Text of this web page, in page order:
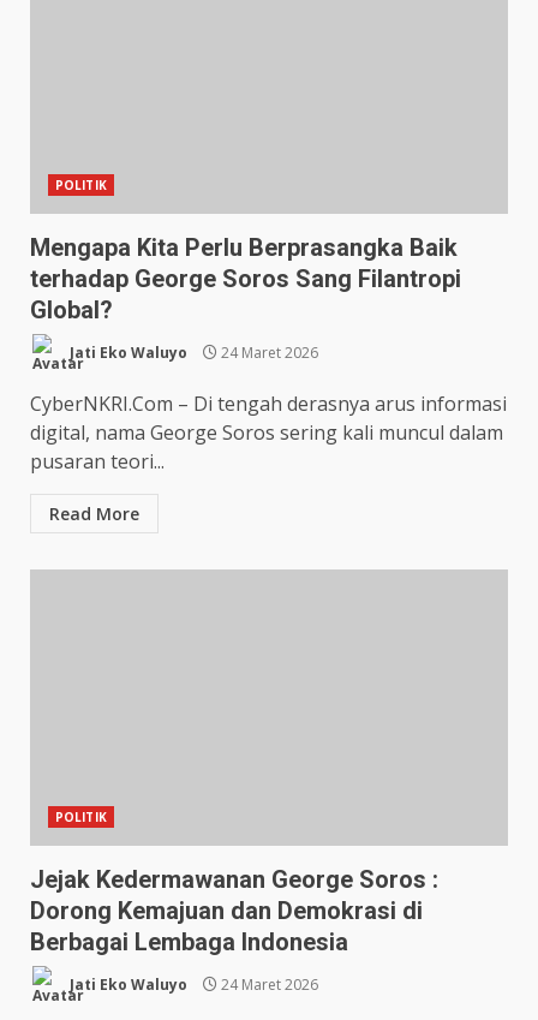
POLITIK
Mengapa Kita Perlu Berprasangka Baik
terhadap George Soros Sang Filantropi
Global?
Jati Eko Waluyo 24 Maret 2026
CyberNKRI.Com – Di tengah derasnya arus informasi
digital, nama George Soros sering kali muncul dalam
pusaran teori...
Read More
POLITIK
Jejak Kedermawanan George Soros :
Dorong Kemajuan dan Demokrasi di
Berbagai Lembaga Indonesia
Jati Eko Waluyo 24 Maret 2026